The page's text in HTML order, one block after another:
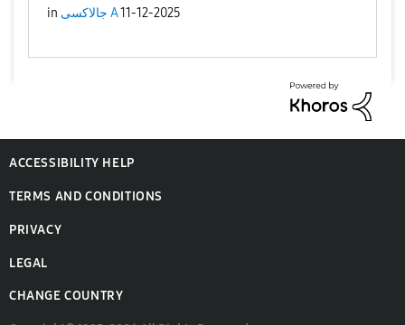
in جالاكسى A11-12-2025
ACCESSIBILITY HELP
TERMS AND CONDITIONS
PRIVACY
LEGAL
CHANGE COUNTRY